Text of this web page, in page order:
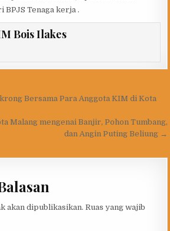
BPJS Tenaga kerja .
Bois Ilakes
Bersama Para Anggota KIM di Kota
Malang mengenai Banjir, Pohon Tumbang,
dan Angin Puting Beliung →
akan dipublikasikan. Ruas yang wajib